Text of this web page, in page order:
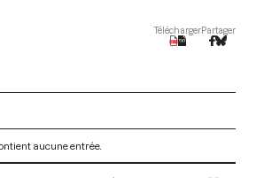
TéléchargerPartager
aucune entrée.